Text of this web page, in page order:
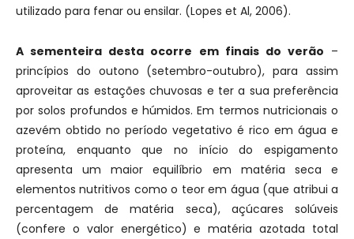
utilizado para fenar ou ensilar. (Lopes et Al, 2006).
A sementeira desta ocorre em finais do verão –
princípios do outono (setembro-outubro), para assim
aproveitar as estações chuvosas e ter a sua preferência
por solos profundos e húmidos. Em termos nutricionais o
azevém obtido no período vegetativo é rico em água e
proteína, enquanto que no início do espigamento
apresenta um maior equilíbrio em matéria seca e
elementos nutritivos como o teor em água (que atribui a
percentagem de matéria seca), açúcares solúveis
(confere o valor energético) e matéria azotada total